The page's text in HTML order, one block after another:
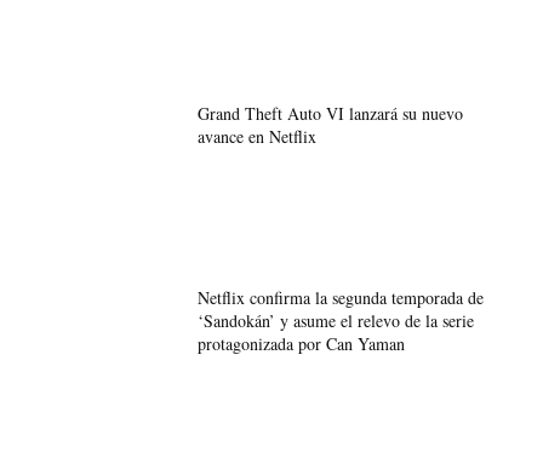
Grand Theft Auto VI lanzará su nuevo
avance en Netflix
Netflix confirma la segunda temporada de
‘Sandokán’ y asume el relevo de la serie
protagonizada por Can Yaman